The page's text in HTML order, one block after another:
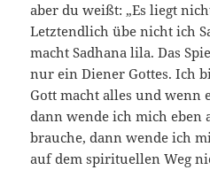
aber du weißt: „Es liegt
Letztendlich übe nicht ich
macht Sadhana lila. Das
nur ein Diener Gottes. Ich
Gott macht alles und wenn
dann wende ich mich eben
brauche, dann wende ich
auf dem spirituellen Weg